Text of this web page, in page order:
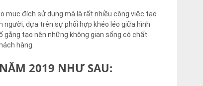
mục đích sử dụng mà là rất nhiều công việc tạo
dựa trên sự phối hợp khéo léo giữa hình
gắng tạo nên những không gian sống có chất
hàng.
2019 NHƯ SAU: